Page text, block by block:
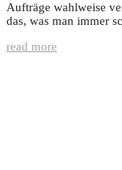
Aufträge wahlweise
das, was man immer
read more